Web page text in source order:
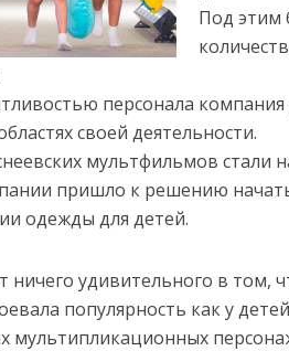
Под этим
персонала
своей деятельности.
мультфильмов стали
пришло к решению
одежды для детей.
ничего удивительного в том,
популярность как у
мультипликационных